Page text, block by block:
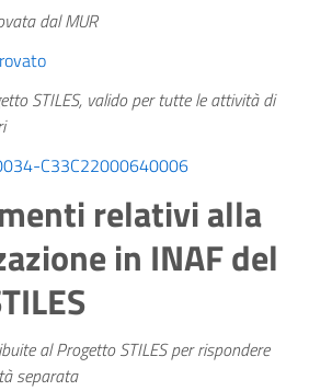
dal MUR
STILES, valido per tutte le attività di
C33C22000640006
relativi alla
in INAF del
al Progetto STILES per rispondere
separata